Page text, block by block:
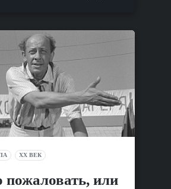
XX ВЕК
пожаловать, или